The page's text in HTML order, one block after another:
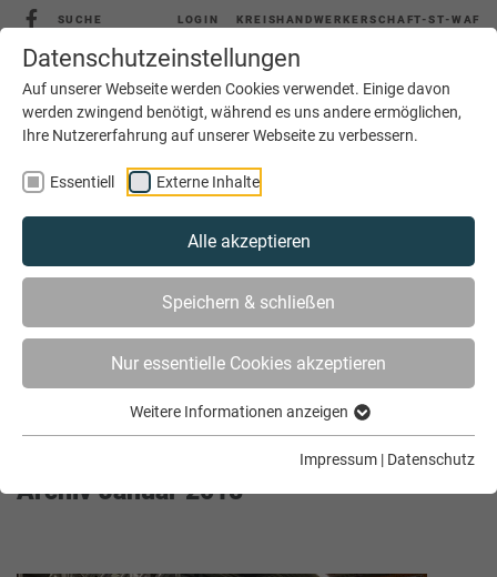
Datenschutzeinstellungen
Auf unserer Webseite werden Cookies verwendet. Einige davon
werden zwingend benötigt, während es uns andere ermöglichen,
Ihre Nutzererfahrung auf unserer Webseite zu verbessern.
Essentiell Externe Inhalte
Alle akzeptieren
Speichern & schließen
Nur essentielle Cookies akzeptieren
Weitere Informationen anzeigen
Impressum | Datenschutz
SUCHE LOGIN KREISHANDWERKERSCHAFT-ST-WAF
MENÜ
AKTUELLES ARCHIV
Archiv Januar 2018